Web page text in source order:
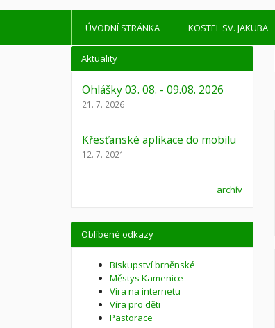
ÚVODNÍ STRÁNKA KOSTEL SV. JAKUBA
Aktuality
Ohlášky 03. 08. - 09.08. 2026
21. 7. 2026
Křesťanské aplikace do mobilu
12. 7. 2021
archív
Oblíbené odkazy
Biskupství brněnské
Městys Kamenice
Víra na internetu
Víra pro děti
Pastorace